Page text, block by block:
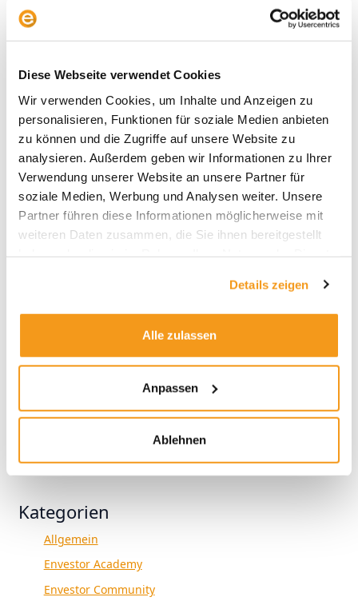
Diese Webseite verwendet Cookies
Wir verwenden Cookies, um Inhalte und Anzeigen zu
personalisieren, Funktionen für soziale Medien anbieten
zu können und die Zugriffe auf unsere Website zu
analysieren. Außerdem geben wir Informationen zu Ihrer
Verwendung unserer Website an unsere Partner für
soziale Medien, Werbung und Analysen weiter. Unsere
Partner führen diese Informationen möglicherweise mit
weiteren Daten zusammen, die Sie ihnen bereitgestellt
Details zeigen
Alle zulassen
Anpassen
Ablehnen
Der Presseclub mit Victor Gojdka (DIE ZEIT) –
Archive
2026
Kategorien
Allgemein
Envestor Academy
Envestor Community